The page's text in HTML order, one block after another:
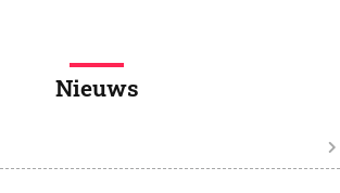
Nieuws